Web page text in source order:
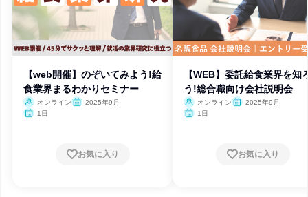
【web開催】のぞいてみよう!給
食業界まるわかりセミナー
オンライン
2025年9月
1日
お気に入り
【WEB】委託給食業界を知
う!総合職向け会社説明会
オンライン
2025年9月
1日
お気に入り